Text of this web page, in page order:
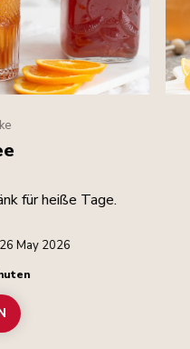
für heiße Tage.
May 2026